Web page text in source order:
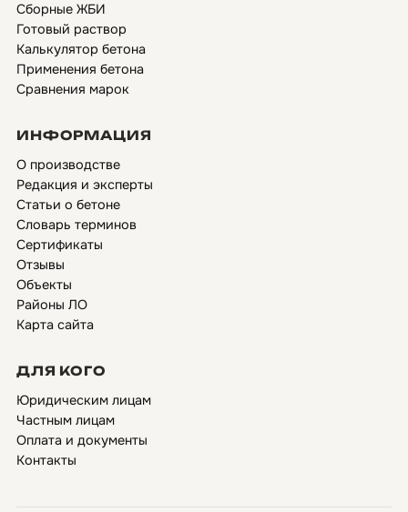
Сборные ЖБИ
Готовый раствор
Калькулятор бетона
Применения бетона
Сравнения марок
ИНФОРМАЦИЯ
О производстве
Редакция и эксперты
Статьи о бетоне
Словарь терминов
Сертификаты
Отзывы
Объекты
Районы ЛО
Карта сайта
ДЛЯ КОГО
Юридическим лицам
Частным лицам
Оплата и документы
Контакты